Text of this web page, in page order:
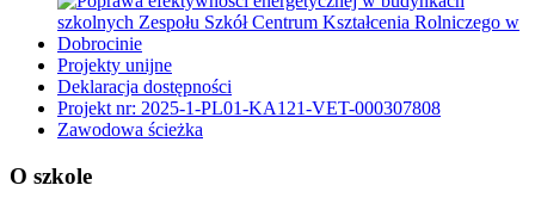
Projekty unijne
Deklaracja dostępności
Projekt nr: 2025-1-PL01-KA121-VET-000307808
Zawodowa ścieżka
O szkole